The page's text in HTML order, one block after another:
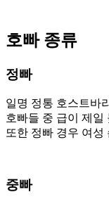
호빠 종류
정빠
일명 정통 호스트바
호빠들 중 급이 제일
또한 정빠 경우 여성
중빠